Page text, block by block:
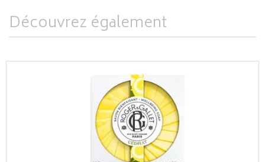
Découvrez également